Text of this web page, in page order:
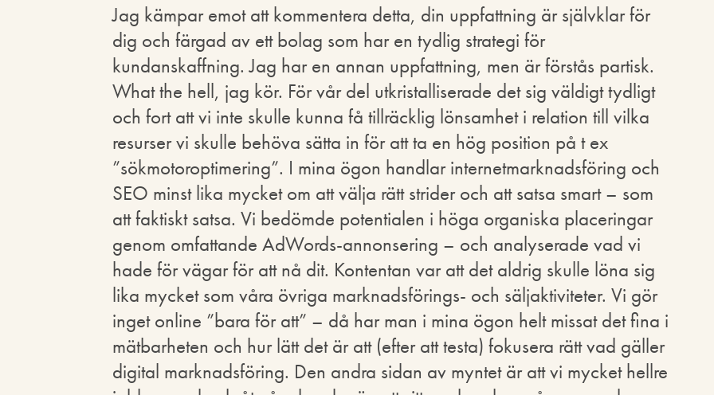
Jag kämpar emot att kommentera detta, din uppfattning är självklar för
dig och färgad av ett bolag som har en tydlig strategi för
kundanskaffning. Jag har en annan uppfattning, men är förstås partisk.
What the hell, jag kör. För vår del utkristalliserade det sig väldigt tydligt
och fort att vi inte skulle kunna få tillräcklig lönsamhet i relation till vilka
resurser vi skulle behöva sätta in för att ta en hög position på t ex
”sökmotoroptimering”. I mina ögon handlar internetmarknadsföring och
SEO minst lika mycket om att välja rätt strider och att satsa smart – som
att faktiskt satsa. Vi bedömde potentialen i höga organiska placeringar
genom omfattande AdWords-annonsering – och analyserade vad vi
hade för vägar för att nå dit. Kontentan var att det aldrig skulle löna sig
lika mycket som våra övriga marknadsförings- och säljaktiviteter. Vi gör
inget online ”bara för att” – då har man i mina ögon helt missat det fina i
mätbarheten och hur lätt det är att (efter att testa) fokusera rätt vad gäller
digital marknadsföring. Den andra sidan av myntet är att vi mycket hellre